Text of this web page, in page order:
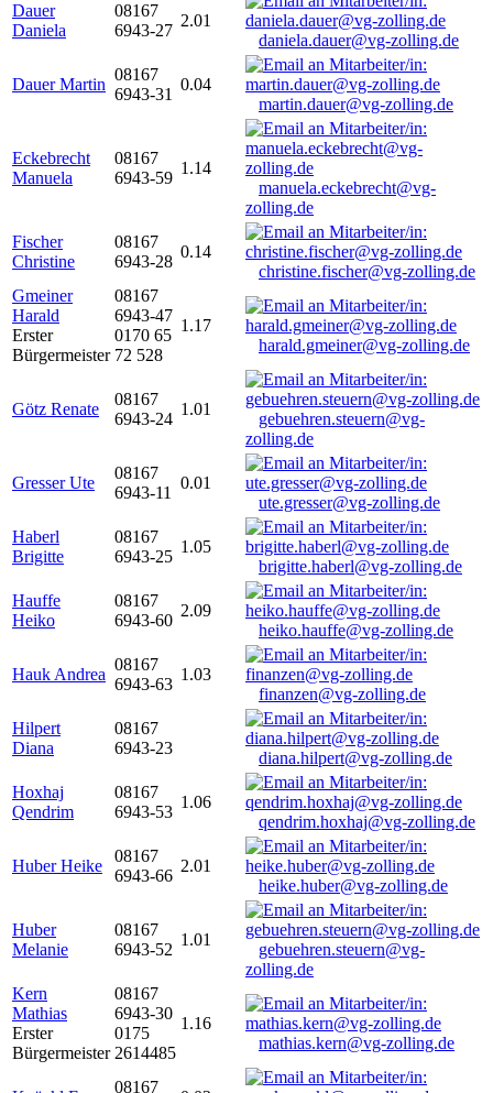
Dauer
Daniela
08167
6943-27
2.01
daniela.dauer@vg-zolling.de
Dauer Martin
08167
6943-31
0.04
martin.dauer@vg-zolling.de
Eckebrecht
Manuela
08167
6943-59
1.14
manuela.eckebrecht@vg-
zolling.de
Fischer
Christine
08167
6943-28
0.14
christine.fischer@vg-zolling.de
Gmeiner
Harald
Erster
Bürgermeister
08167
6943-47
0170 65
72 528
1.17
harald.gmeiner@vg-zolling.de
Götz Renate
08167
6943-24
1.01
gebuehren.steuern@vg-
zolling.de
Gresser Ute
08167
6943-11
0.01
ute.gresser@vg-zolling.de
Haberl
Brigitte
08167
6943-25
1.05
brigitte.haberl@vg-zolling.de
Hauffe
Heiko
08167
6943-60
2.09
heiko.hauffe@vg-zolling.de
Hauk Andrea
08167
6943-63
1.03
finanzen@vg-zolling.de
Hilpert
Diana
08167
6943-23
diana.hilpert@vg-zolling.de
Hoxhaj
Qendrim
08167
6943-53
1.06
qendrim.hoxhaj@vg-zolling.de
Huber Heike
08167
6943-66
2.01
heike.huber@vg-zolling.de
Huber
Melanie
08167
6943-52
1.01
gebuehren.steuern@vg-
zolling.de
Kern
Mathias
Erster
Bürgermeister
08167
6943-30
0175
2614485
1.16
mathias.kern@vg-zolling.de
08167